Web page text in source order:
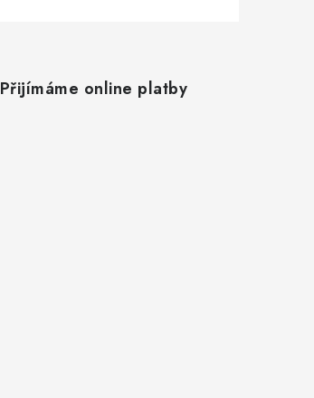
Přijímáme online platby